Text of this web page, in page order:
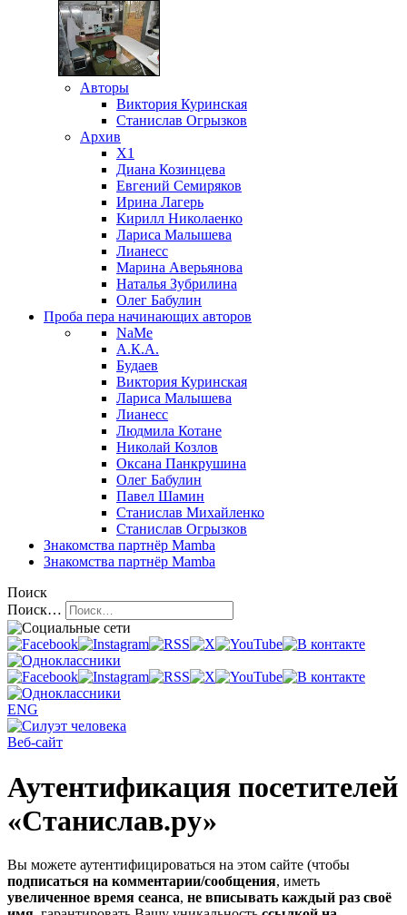
Авторы
Виктория Куринская
Станислав Огрызков
Архив
X1
Диана Козинцева
Евгений Семиряков
Ирина Лагерь
Кирилл Николаенко
Лариса Малышева
Лианесс
Марина Аверьянова
Наталья Зубрилина
Олег Бабулин
Проба пера начинающих авторов
NaMe
А.К.А.
Будаев
Виктория Куринская
Лариса Малышева
Лианесс
Людмила Котане
Николай Козлов
Оксана Панкрушина
Олег Бабулин
Павел Шамин
Станислав Михайленко
Станислав Огрызков
Знакомства партнёр Mamba
Знакомства партнёр Mamba
Поиск
Поиск…
ENG
Веб-сайт
Аутентификация посетителей
«Станислав.ру»
Вы можете аутентифицироваться на этом сайте (чтобы
подписаться на комментарии/сообщения, иметь
увеличенное время сеанса, не вписывать каждый раз своё